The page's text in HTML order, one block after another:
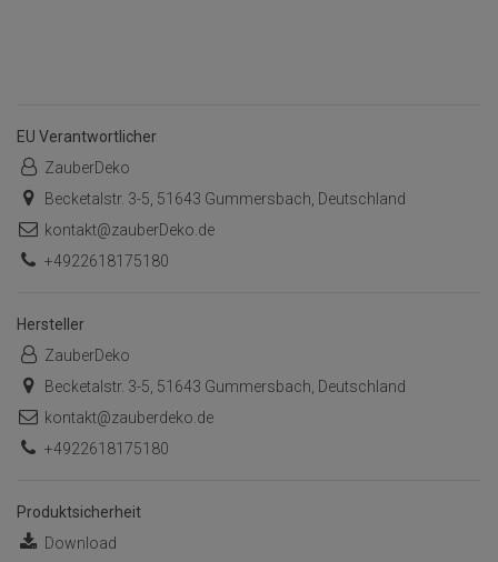
EU Verantwortlicher
ZauberDeko
Becketalstr. 3-5, 51643 Gummersbach, Deutschland
kontakt@zauberDeko.de
+4922618175180
Hersteller
ZauberDeko
Becketalstr. 3-5, 51643 Gummersbach, Deutschland
kontakt@zauberdeko.de
+4922618175180
Produktsicherheit
Download